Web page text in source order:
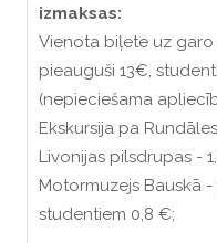
izmaksas:
Vienota biļete uz garo
pieauguši 13€,
(nepieciešama
Ekskursija pa
Livonijas pilsdrupas -
Motormuzejs Bauskā
studentiem 0,8 €;